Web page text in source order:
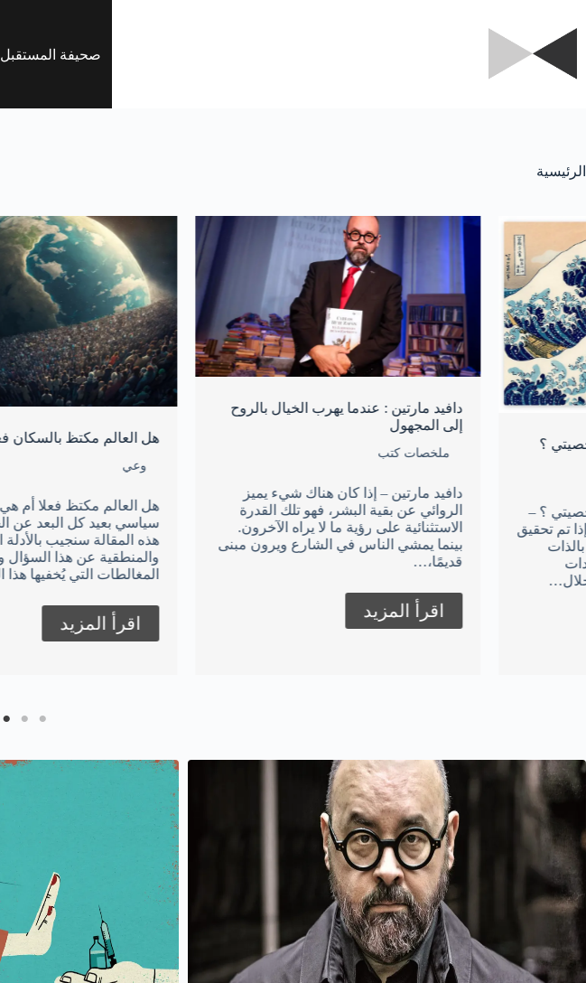
إلى
المحتوى
صحيفة المستقبل
الرئيسية
دافيد مارتين : عندما يهرب الخيال بالروح
ملخصات كتب
دافيد مارتين – إذا كان هناك شيء يميز
الروائي عن بقية البشر، فهو تلك القدرة
الاستثنائية على رؤية ما لا يراه الآخرون.
بينما يمشي الناس في الشارع ويرون مبنى
هل العالم مكتظ بالسكان فعلا؟
هل العالم مكتظ فعلا أم هي مجرد توجه
سياسي بعيد كل البعد عن الحقيقة؟ في
هذه المقالة سنجيب بالأدلة العلمية
والمنطقية عن هذا السؤال ونبين
المغالطات التي يُخفيها هذا التصور….